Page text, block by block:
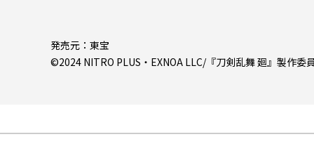
発売元：東宝
©2024 NITRO PLUS・EXNOA LLC/『刀剣乱舞 廻』製作委